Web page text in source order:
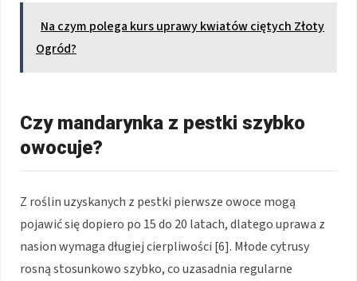
Na czym polega kurs uprawy kwiatów ciętych Złoty
Ogród?
Czy mandarynka z pestki szybko
owocuje?
Z roślin uzyskanych z pestki pierwsze owoce mogą
pojawić się dopiero po 15 do 20 latach, dlatego uprawa z
nasion wymaga długiej cierpliwości [6]. Młode cytrusy
rosną stosunkowo szybko, co uzasadnia regularne